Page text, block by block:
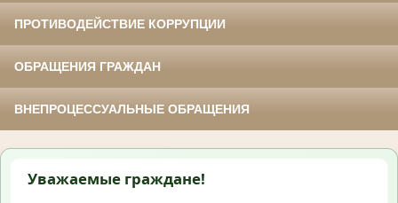
ПРОТИВОДЕЙСТВИЕ КОРРУПЦИИ
ОБРАЩЕНИЯ ГРАЖДАН
ВНЕПРОЦЕССУАЛЬНЫЕ ОБРАЩЕНИЯ
Уважаемые граждане!